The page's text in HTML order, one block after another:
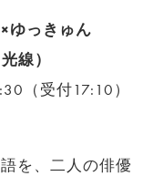
ゆっきゅん
線）
（受付17:10）
を、二人の俳優